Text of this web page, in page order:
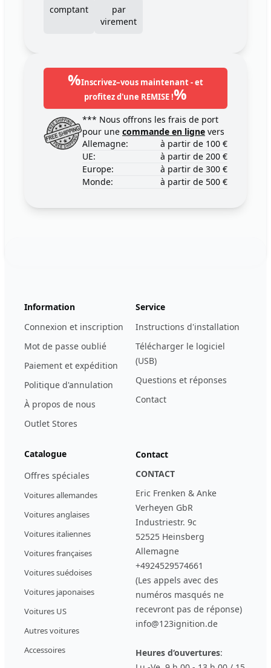
comptant
par
virement
%Inscrivez–vous maintenant - et
profitez d'une REMISE !%
*** Nous offrons les frais de port
pour une commande en ligne vers
Allemagne:
à partir de 100 €
UE:
à partir de 200 €
Europe:
à partir de 300 €
Monde:
à partir de 500 €
Information
Connexion et inscription
Mot de passe oublié
Paiement et expédition
Politique d'annulation
À propos de nous
Outlet Stores
Service
Instructions d'installation
Télécharger le logiciel
(USB)
Questions et réponses
Contact
Catalogue
Offres spéciales
Voitures allemandes
Voitures anglaises
Voitures italiennes
Voitures françaises
Voitures suédoises
Voitures japonaises
Voitures US
Autres voitures
Accessoires
Contact
CONTACT
Eric Frenken & Anke
Verheyen GbR
Industriestr. 9c
52525 Heinsberg
Allemagne
+4924529574661
(Les appels avec des
numéros masqués ne
recevront pas de réponse)
info@123ignition.de
Heures d‘ouvertures: